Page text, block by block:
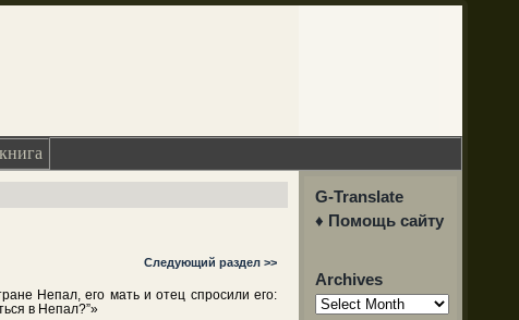
Следующий раздел >>
Непал, его мать и отец спросили его:
в Непал?”»
G-Translate
♦ Помощь сайту
Archives
Archives